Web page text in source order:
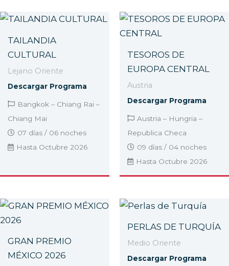
TAILANDIA
CULTURAL
Lejano Oriente
Descargar Programa
Bangkok – Chiang Rai –
Chiang Mai
07 días / 06 noches
Hasta Octubre 2026
TESOROS DE
EUROPA CENTRAL
Austria
Descargar Programa
Austria – Hungria –
Republica Checa
09 días / 04 noches
Hasta Octubre 2026
GRAN PREMIO
MÉXICO 2026
PERLAS DE TURQUÍA
Medio Oriente
Descargar Programa